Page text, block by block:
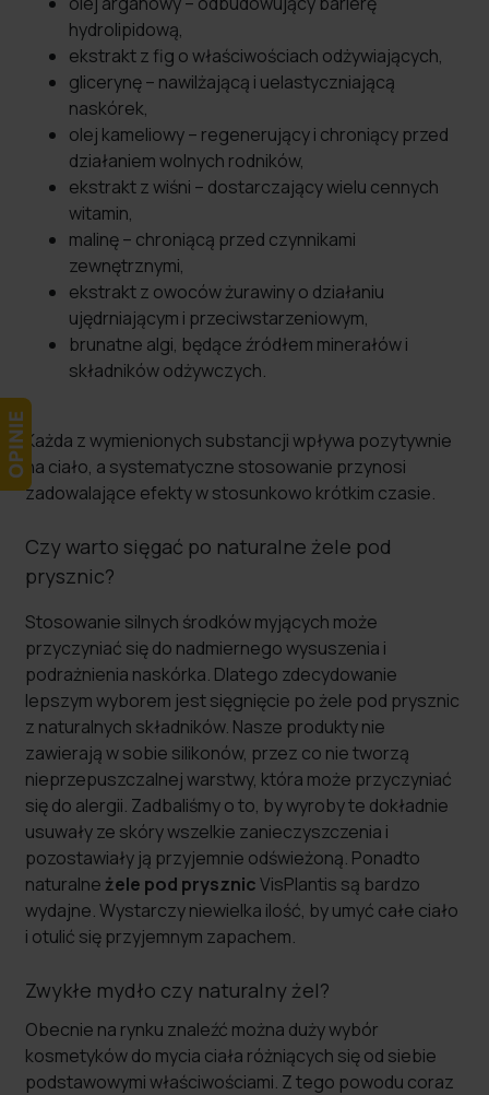
hydrolipidową,
ekstrakt z fig o właściwościach odżywiających,
glicerynę – nawilżającą i uelastyczniającą
naskórek,
olej kameliowy – regenerujący i chroniący przed
działaniem wolnych rodników,
ekstrakt z wiśni – dostarczający wielu cennych
witamin,
malinę – chroniącą przed czynnikami
zewnętrznymi,
ekstrakt z owoców żurawiny o działaniu
ujędrniającym i przeciwstarzeniowym,
brunatne algi, będące źródłem minerałów i
składników odżywczych.
Każda z wymienionych substancji wpływa pozytywnie
na ciało, a systematyczne stosowanie przynosi
zadowalające efekty w stosunkowo krótkim czasie.
Czy warto sięgać po naturalne żele pod
prysznic?
Stosowanie silnych środków myjących może
przyczyniać się do nadmiernego wysuszenia i
podrażnienia naskórka. Dlatego zdecydowanie
lepszym wyborem jest sięgnięcie po żele pod prysznic
z naturalnych składników. Nasze produkty nie
zawierają w sobie silikonów, przez co nie tworzą
nieprzepuszczalnej warstwy, która może przyczyniać
się do alergii. Zadbaliśmy o to, by wyroby te dokładnie
usuwały ze skóry wszelkie zanieczyszczenia i
pozostawiały ją przyjemnie odświeżoną. Ponadto
naturalneżele pod prysznicVisPlantis są bardzo
wydajne. Wystarczy niewielka ilość, by umyć całe ciało
i otulić się przyjemnym zapachem.
Zwykłe mydło czy naturalny żel?
Obecnie na rynku znaleźć można duży wybór
kosmetyków do mycia ciała różniących się od siebie
podstawowymi właściwościami. Z tego powodu coraz